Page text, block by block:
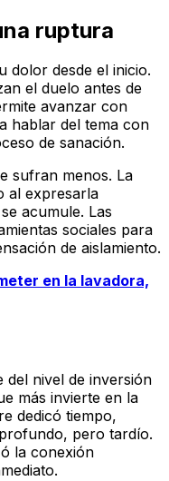
ruptura
dolor desde el inicio.
el duelo antes de
avanzar con
hablar del tema con
de sanación.
sufran menos. La
al expresarla
acumule. Las
sociales para
de aislamiento.
en la lavadora,
del nivel de inversión
más invierte en la
dedicó tiempo,
pero tardío.
la conexión